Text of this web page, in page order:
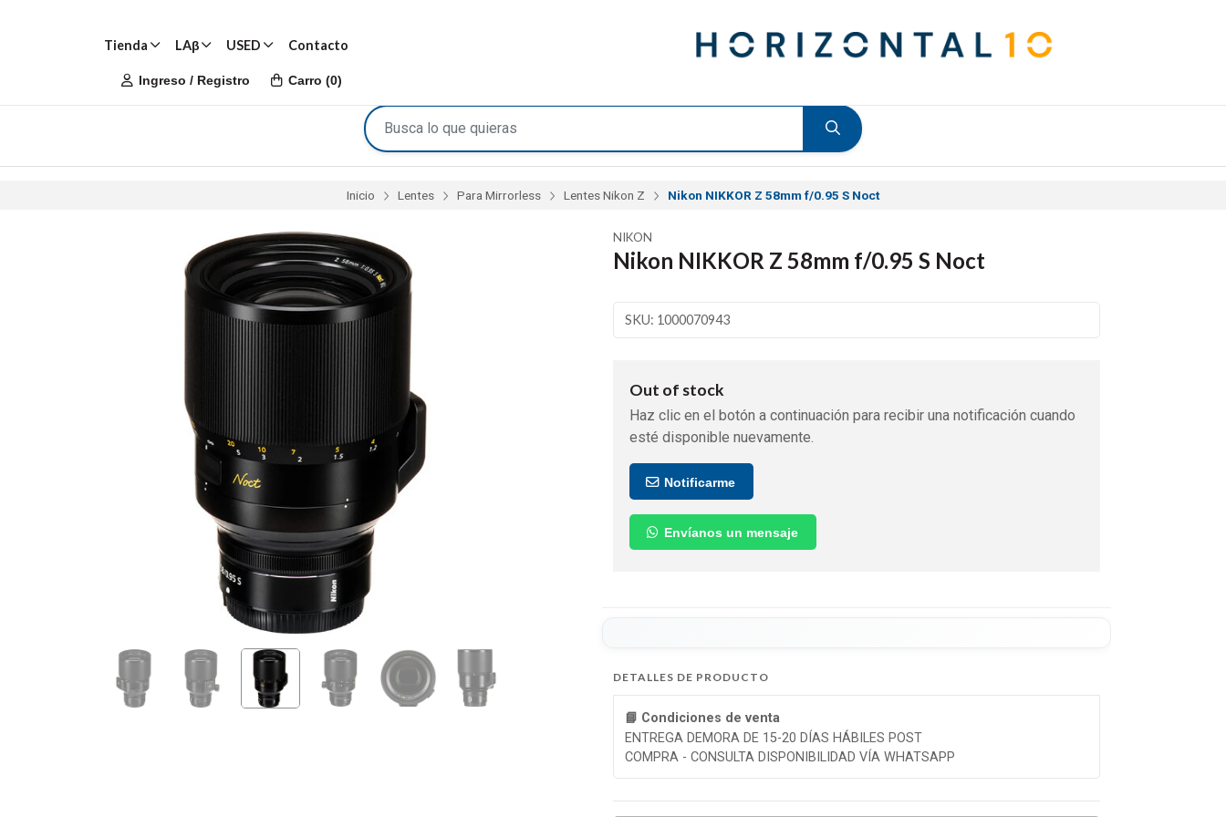
Tienda LAβ USED Contacto
Ingreso / Registro Carro (0)
Inicio Lentes Para Mirrorless Lentes Nikon Z Nikon NIKKOR Z 58mm f/0.95 S Noct
NIKON
Nikon NIKKOR Z 58mm f/0.95 S Noct
SKU: 1000070943
Out of stock
Haz clic en el botón a continuación para recibir una notificación cuando
esté disponible nuevamente.
Notificarme
Envíanos un mensaje
DETALLES DE PRODUCTO
📘 Condiciones de venta
ENTREGA DEMORA DE 15-20 DÍAS HÁBILES POST
COMPRA - CONSULTA DISPONIBILIDAD VÍA WHATSAPP